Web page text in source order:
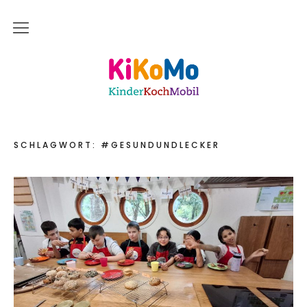
Kinderkochmobil KiKoMo Karlsruhe
Start
Mein Team
Meine Freunde
Saisonal – Regional – Bio
Wir sind “in-Form”
Anerkannt als “BNE”-Akteur
Mein erstes Jahr
SCHLAGWORT: #GESUNDUNDLECKER